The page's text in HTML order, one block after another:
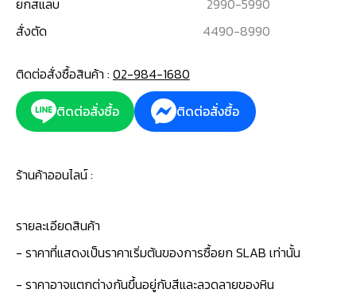
ยกสแลบ 2990-5990
สั่งตัด
4490-8990
ติดต่อสั่งซื้อสินค้า : 02-984-1680
ติดต่อสั่งซื้อ
ติดต่อสั่งซื้อ
ร้านค้าออนไลน์ :
รายละเอียดสินค้า
- ราคาที่แสดงเป็นราคาเริ่มต้นของการซื้อยก SLAB เท่านั้น
- ราคาอาจแตกต่างกันขึ้นอยู่กับสีและลวดลายของหิน